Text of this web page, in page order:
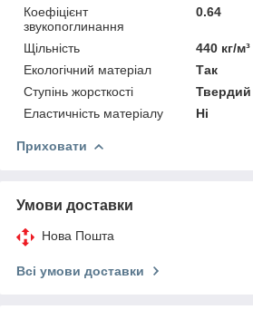
Коефіцієнт
звукопоглинання
0.64
Щільність
440 кг/м³
Екологічний матеріал
Так
Ступінь жорсткості
Твердий
Еластичність матеріалу
Ні
Приховати
Умови доставки
Нова Пошта
Всі умови доставки